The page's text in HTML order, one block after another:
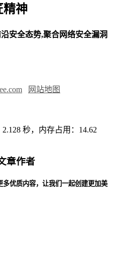
精神
安全态势,聚合网络安全漏洞
网站地图
秒，内存占用：14.62
章作者
优质内容，让我们一起创建更加美